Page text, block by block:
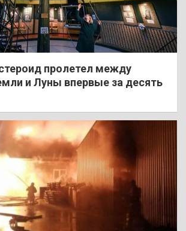
пролетел между
и Луны впервые за десять